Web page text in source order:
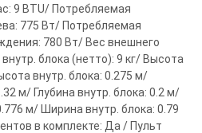
9 BTU/ Потребляемая
775 Вт/ Потребляемая
780 Вт/ Вес внешнего
блока (нетто): 9 кг/ Высота
внутр. блока: 0.275 м/
м/ Глубина внутр. блока: 0.2 м/
м/ Ширина внутр. блока: 0.79
в комплекте: Да / Пульт